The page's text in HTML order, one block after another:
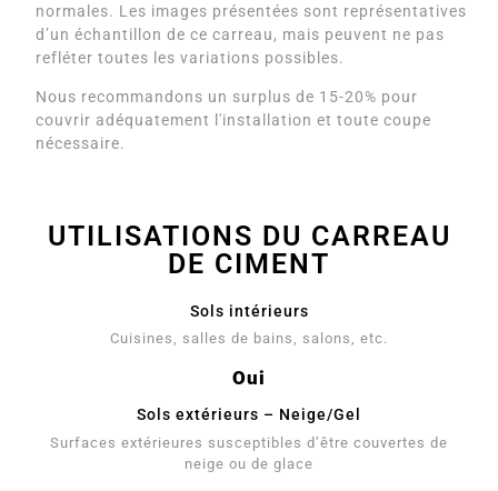
normales. Les images présentées sont représentatives
d’un échantillon de ce carreau, mais peuvent ne pas
refléter toutes les variations possibles.
Nous recommandons un surplus de 15-20% pour
couvrir adéquatement l'installation et toute coupe
nécessaire.
UTILISATIONS DU CARREAU
DE CIMENT
Sols intérieurs
Cuisines, salles de bains, salons, etc.
Oui
Sols extérieurs – Neige/Gel
Surfaces extérieures susceptibles d’être couvertes de
neige ou de glace